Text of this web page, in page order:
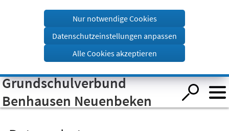
Visuelle
Assistenzsoftware
öffnen.
einem
Tab)
Nur notwendige Cookies
Datenschutzeinstellungen anpassen
Alle Cookies akzeptieren
Grundschulverbund
Benhausen Neuenbeken